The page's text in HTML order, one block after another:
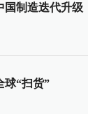
国制造迭代升级
球“扫货”